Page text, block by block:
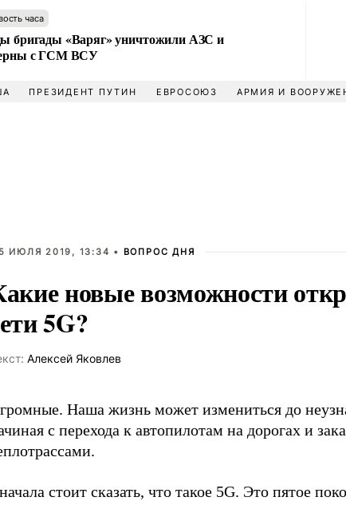
часа
бригады «Варяг» уничтожили АЗС и
с ГСМ ВСУ
ПРЕЗИДЕНТ ПУТИН ЕВРОСОЮЗ АРМИЯ И
ИЮЛЯ 2019, 13:34 • ВОПРОС ДНЯ
новые возможности
5G?
Алексей Яковлев
Наша жизнь может измениться до
с перехода к автопилотам на дорогах и
стоит сказать, что такое 5G. Это пятое